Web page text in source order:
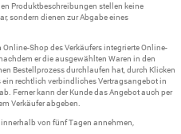
Produktbeschreibungen stellen keine
sondern dienen zur Abgabe eines
Shop des Verkäufers integrierte Online-
er die ausgewählten Waren in den
Bestellprozess durchlaufen hat, durch Klicken
rechtlich verbindliches Vertragsangebot in
Ferner kann der Kunde das Angebot auch per
Verkäufer abgeben.
von fünf Tagen annehmen,